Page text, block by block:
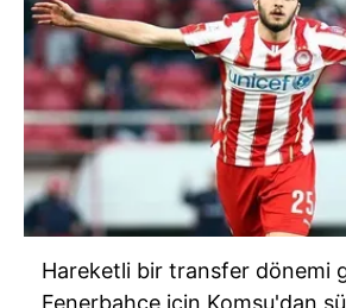
Hareketli bir transfer dönemi
Fenerbahçe için Komşu'dan